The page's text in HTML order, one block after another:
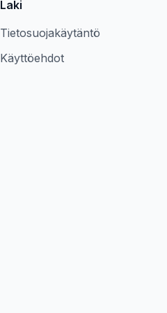
Laki
Tietosuojakäytäntö
Käyttöehdot